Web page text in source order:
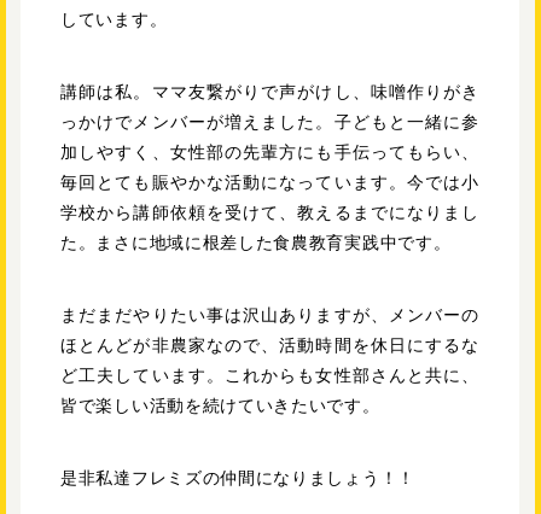
しています。
講師は私。ママ友繋がりで声がけし、味噌作りがき
っかけでメンバーが増えました。子どもと一緒に参
加しやすく、女性部の先輩方にも手伝ってもらい、
毎回とても賑やかな活動になっています。今では小
学校から講師依頼を受けて、教えるまでになりまし
た。まさに地域に根差した食農教育実践中です。
まだまだやりたい事は沢山ありますが、メンバーの
ほとんどが非農家なので、活動時間を休日にするな
ど工夫しています。これからも女性部さんと共に、
皆で楽しい活動を続けていきたいです。
是非私達フレミズの仲間になりましょう！！